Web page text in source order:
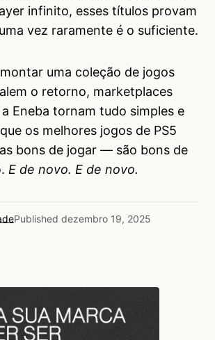
infinito, esses títulos provam
vez raramente é o suficiente.
uma coleção de jogos
o retorno, marketplaces
Eneba tornam tudo simples e
os melhores jogos de PS5
bons de jogar — são bons de
E de novo. E de novo.
Published dezembro 19, 2025